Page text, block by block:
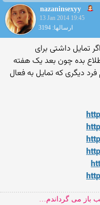
nazaninsexyy
13 Jan 2014 19:45
ارسالها: 3194
تمایل داشتی برای
بده چون بعد یک هفته
فرد دیگری که تمایل به فعال
باز می گرداندم…